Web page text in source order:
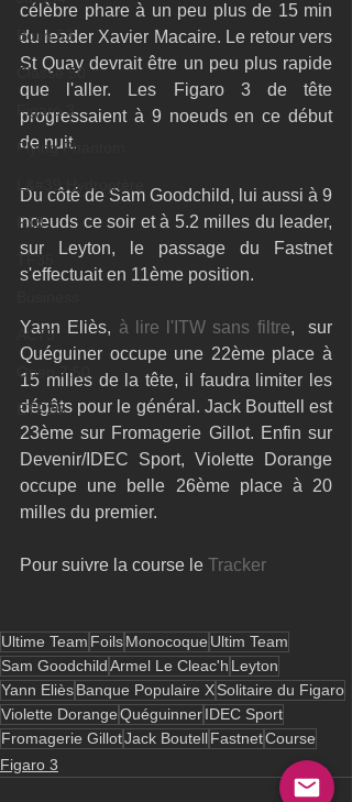
Botin 52
Classe 50
Figaro 3
Flying Phantom
L&#39;Hydroptère
F18
TF35
AC75
Open 7.50
ETF26
célèbre phare à un peu plus de 15 min
du leader Xavier Macaire. Le retour vers
St Quay devrait être un peu plus rapide
que l'aller. Les Figaro 3 de tête
progressaient à 9 noeuds en ce début
de nuit.
Du côté de Sam Goodchild, lui aussi à 9
noeuds ce soir et à 5.2 milles du leader,
sur Leyton, le passage du Fastnet
s'effectuait en 11ème position.
Yann Eliès, à lire l'ITW sans filtre,  sur
Quéguiner occupe une 22ème place à
15 milles de la tête, il faudra limiter les
dégâts pour le général. Jack Bouttell est
23ème sur Fromagerie Gillot. Enfin sur
Devenir/IDEC Sport, Violette Dorange
occupe une belle 26ème place à 20
milles du premier.
Pour suivre la course le Tracker
Ultime Team FoilsMonocoque Ultim Team
Sam GoodchildArmel Le Cleac'h Leyton
Yann ElièsBanque Populaire XSolitaire du Figaro
Violette DorangeQuéguinnerIDEC Sport
Fromagerie GillotJack BoutellFastnetCourse
Figaro 3